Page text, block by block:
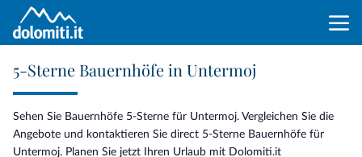
5-Sterne Bauernhöfe in Untermoj
Sehen Sie Bauernhöfe 5-Sterne für Untermoj. Vergleichen Sie die
Angebote und kontaktieren Sie direct 5-Sterne Bauernhöfe für
Untermoj. Planen Sie jetzt Ihren Urlaub mit Dolomiti.it